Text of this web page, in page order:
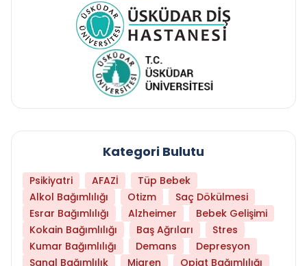
Kategori Bulutu
Psikiyatri AFAZİ
Tüp Bebek
Alkol Bağımlılığı
Otizm
Saç Dökülmesi
Esrar Bağımlılığı
Alzheimer
Bebek Gelişimi
Kokain Bağımlılığı
Baş Ağrıları
Stres
Kumar Bağımlılığı
Demans
Depresyon
Sanal Bağımlılık
Migren
Opiat Bağımlılığı